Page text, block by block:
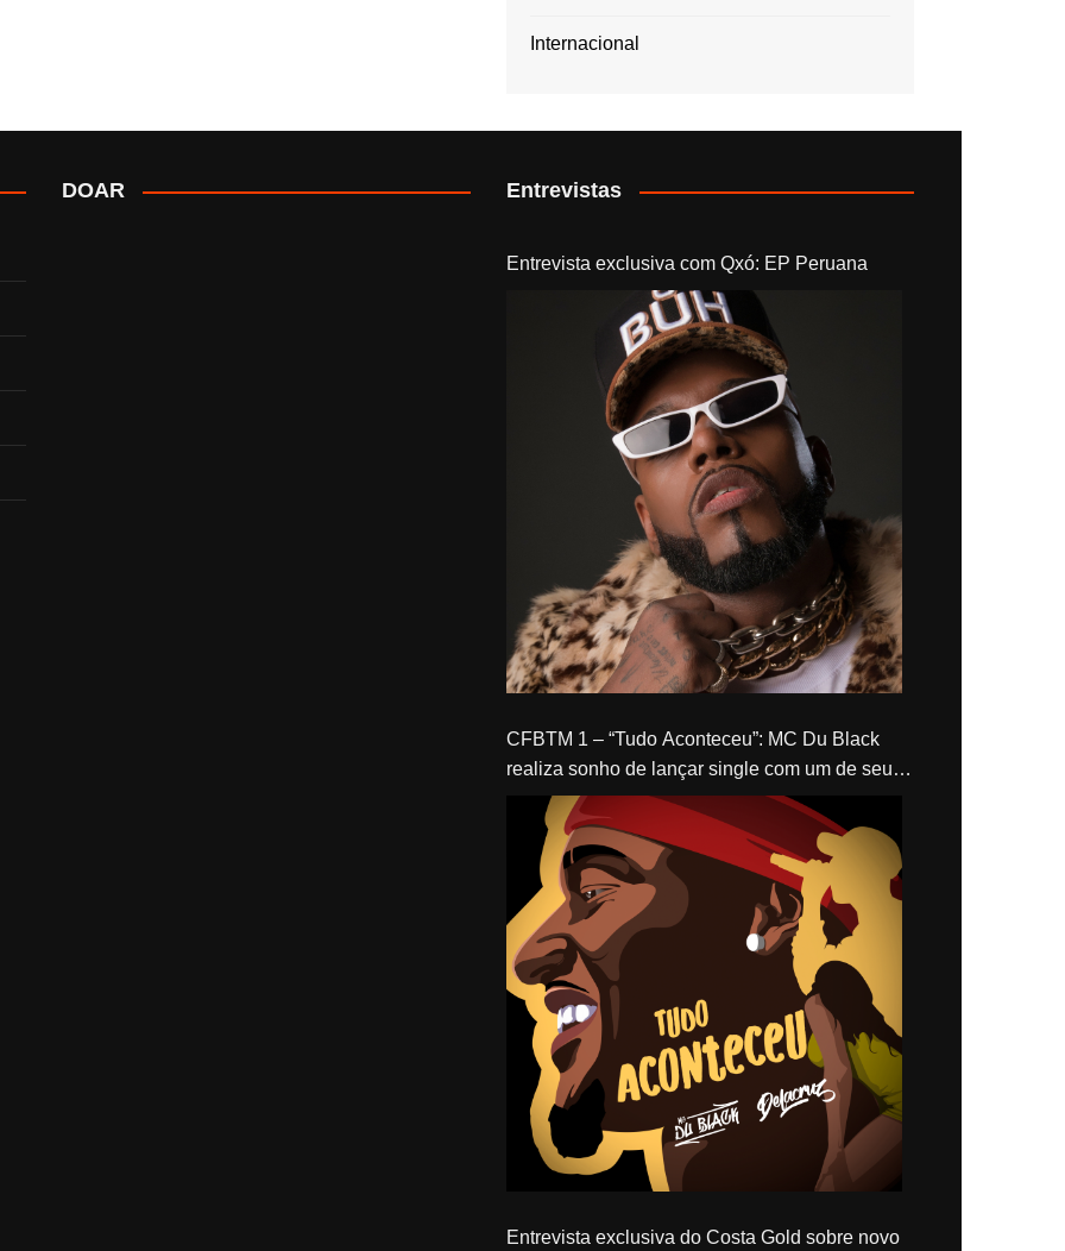
Internacional
DOAR Entrevistas
Entrevista exclusiva com Qxó: EP Peruana
CFBTM 1 – “Tudo Aconteceu”: MC Du Black
realiza sonho de lançar single com um de seus
ídolos, Delacruz
Entrevista exclusiva do Costa Gold sobre novo